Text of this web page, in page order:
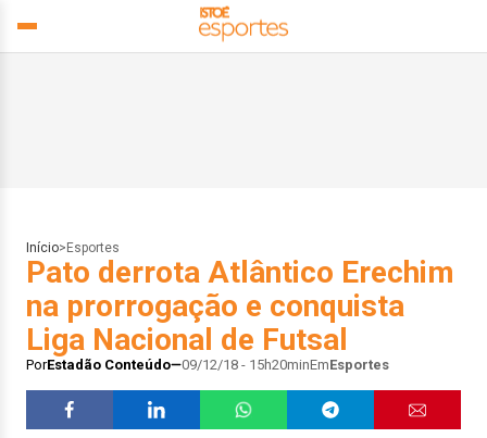
Início> Esportes
Pato derrota Atlântico Erechim
na prorrogação e conquista
Liga Nacional de Futsal
PorEstadão Conteúdo 09/12/18 - 15h20minEmEsportes